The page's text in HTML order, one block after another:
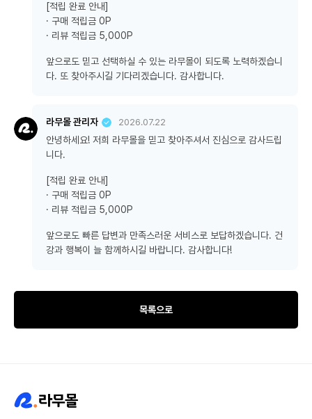
[적립 완료 안내]
· 구매 적립금 0P
· 리뷰 적립금 5,000P
앞으로도 믿고 선택하실 수 있는 라무몰이 되도록 노력하겠습니
다. 또 찾아주시길 기다리겠습니다. 감사합니다.
라무몰 관리자 2026.07.22
안녕하세요! 저희 라무몰을 믿고 찾아주셔서 진심으로 감사드립
니다.
[적립 완료 안내]
· 구매 적립금 0P
· 리뷰 적립금 5,000P
앞으로도 빠른 답변과 만족스러운 서비스로 보답하겠습니다. 건
강과 행복이 늘 함께하시길 바랍니다. 감사합니다!
목록으로